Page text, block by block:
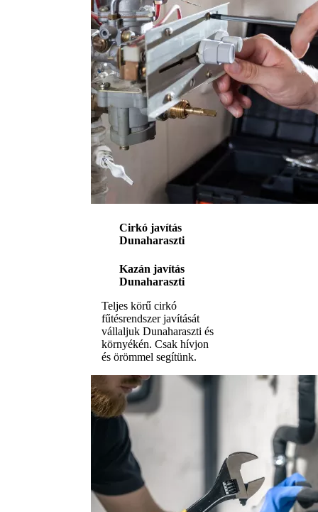
Cirkó javítás
Dunaharaszti
Kazán javítás
Dunaharaszti
Teljes körű cirkó
fűtésrendszer javítását
vállaljuk Dunaharaszti és
környékén. Csak hívjon
és örömmel segítünk.